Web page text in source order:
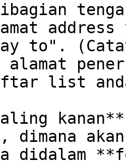
to".
alamat
list
kanan**
akan
didalam